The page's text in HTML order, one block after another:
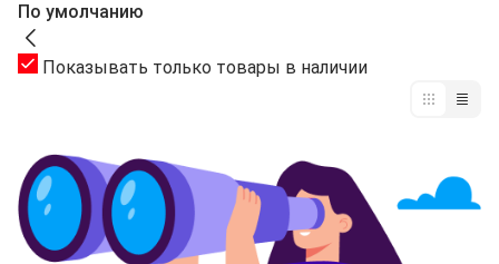
По умолчанию
Показывать только товары в наличии